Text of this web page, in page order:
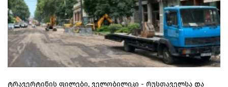
ტრავერტინის ფილები, ველობილიკი - რუსთაველსა და